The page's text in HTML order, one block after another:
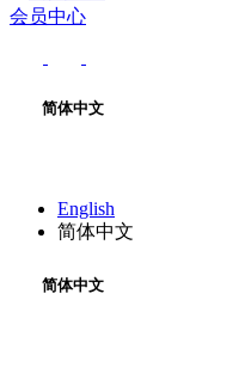
会员中心
简体中文
English
简体中文
简体中文